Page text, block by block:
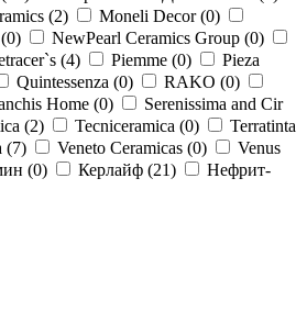
(2) Moneli Decor (0)
0) NewPearl Ceramics Group (0)
(4) Piemme (0)
Pieza
Quintessenza (0) RAKO (0)
Home (0)
Serenissima and Cir
(2) Tecniceramica (0)
Terratinta
(7) Veneto Ceramicas (0)
Venus
(0) Керлайф (21) Нефрит-